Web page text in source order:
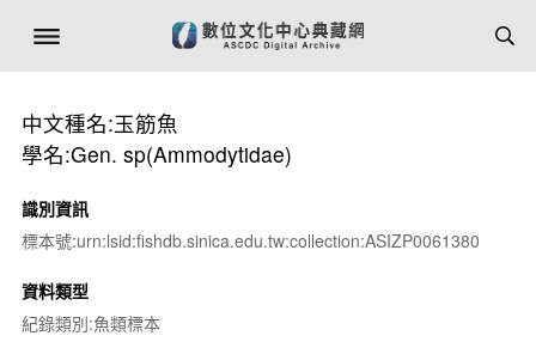
中文種名:玉筋魚
學名:Gen. sp(Ammodytidae)
識別資訊
標本號:urn:lsid:fishdb.sinica.edu.tw:collection:ASIZP0061380
資料類型
紀錄類別:魚類標本